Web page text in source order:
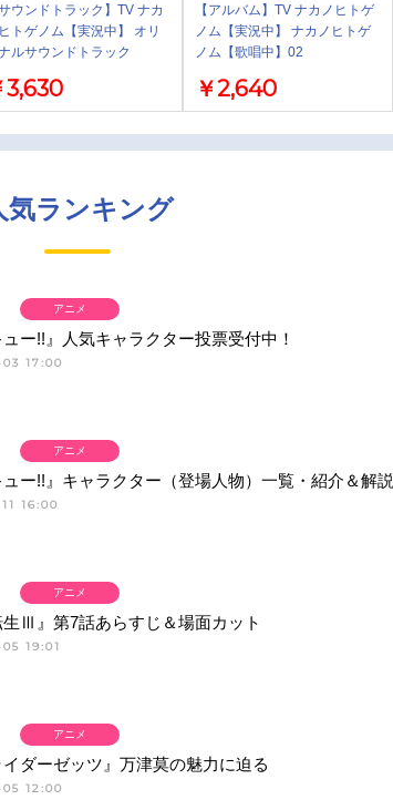
ウンドトラック】TV ナカ
トゲノム【実況中】 オリ
ルサウンドトラック
3,630
【アルバム】TV ナカノヒトゲ
ノム【実況中】 ナカノヒトゲ
ノム【歌唱中】02
￥2,640
気ランキング
ー!!』人気キャラクター投票受付中！
17:00
アニメ
ー!!』キャラクター（登場人物）一覧・紹介＆解説
16:00
アニメ
Ⅲ』第7話あらすじ＆場面カット
19:01
アニメ
ダーゼッツ』万津莫の魅力に迫る
12:00
アニメ